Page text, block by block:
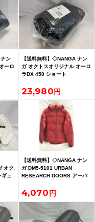
ン
ーロ
【送料無料】◇NANGA ナン
ガ オクトスオリジナル オーロ
ラDX 450 ショート
23,980
オク
ュ
【送料無料】◇NANGA ナン
ガ DM5-5101 URBAN
RESEARCH DOORS アーバ
4,070